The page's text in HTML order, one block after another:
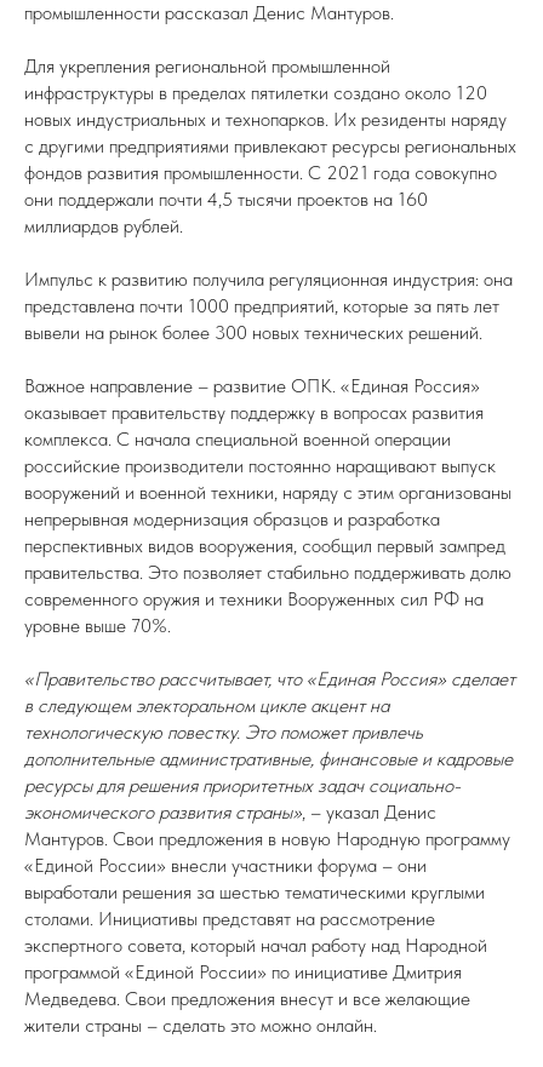
промышленности рассказал Денис Мантуров.
Для укрепления региональной промышленной
инфраструктуры в пределах пятилетки создано около 120
новых индустриальных и технопарков. Их резиденты наряду
с другими предприятиями привлекают ресурсы региональных
фондов развития промышленности. С 2021 года совокупно
они поддержали почти 4,5 тысячи проектов на 160
миллиардов рублей.
Импульс к развитию получила регуляционная индустрия: она
представлена почти 1000 предприятий, которые за пять лет
вывели на рынок более 300 новых технических решений.
Важное направление – развитие ОПК. «Единая Россия»
оказывает правительству поддержку в вопросах развития
комплекса. С начала специальной военной операции
российские производители постоянно наращивают выпуск
вооружений и военной техники, наряду с этим организованы
непрерывная модернизация образцов и разработка
перспективных видов вооружения, сообщил первый зампред
правительства. Это позволяет стабильно поддерживать долю
современного оружия и техники Вооруженных сил РФ на
уровне выше 70%.
«Правительство рассчитывает, что «Единая Россия» сделает
в следующем электоральном цикле акцент на
технологическую повестку. Это поможет привлечь
дополнительные административные, финансовые и кадровые
ресурсы для решения приоритетных задач социально-
экономического развития страны», – указал Денис
Мантуров. Свои предложения в новую Народную программу
«Единой России» внесли участники форума – они
выработали решения за шестью тематическими круглыми
столами. Инициативы представят на рассмотрение
экспертного совета, который начал работу над Народной
программой «Единой России» по инициативе Дмитрия
Медведева. Свои предложения внесут и все желающие
жители страны – сделать это можно онлайн.